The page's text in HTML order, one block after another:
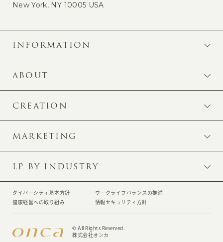
New York, NY 10005 USA
INFORMATION
ABOUT
CREATION
MARKETING
LP BY INDUSTRY
ダイバーシティ基本方針
ワークライフバランスの推進
健康経営への取り組み
情報セキュリティ方針
© All Rights Reserved.
株式会社オンカ